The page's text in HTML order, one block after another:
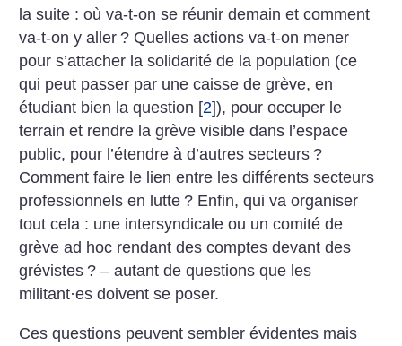
la suite : où va-t-on se réunir demain et comment
va-t-on y aller ? Quelles actions va-t-on mener
pour s’attacher la solidarité de la population (ce
qui peut passer par une caisse de grève, en
étudiant bien la question [2]), pour occuper le
terrain et rendre la grève visible dans l’espace
public, pour l’étendre à d’autres secteurs ?
Comment faire le lien entre les différents secteurs
professionnels en lutte ? Enfin, qui va organiser
tout cela : une intersyndicale ou un comité de
grève ad hoc rendant des comptes devant des
grévistes ? – autant de questions que les
militant·es doivent se poser.
Ces questions peuvent sembler évidentes mais